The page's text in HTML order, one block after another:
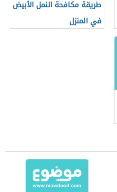
طريقة مكافحة النمل الأبيض
في المنزل